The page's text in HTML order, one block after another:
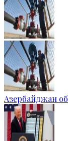
Азербайджан